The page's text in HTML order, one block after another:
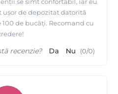
se simt confortabil, iar eu
ușor de depozitat datorită
de bucăți. Recomand cu
recenzie? Da Nu (0/0)